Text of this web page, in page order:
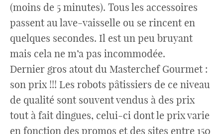
(moins de 5 minutes). Tous les accessoires
passent au lave-vaisselle ou se rincent en
quelques secondes. Il est un peu bruyant
mais cela ne m’a pas incommodée.
Dernier gros atout du Masterchef Gourmet :
son prix !!! Les robots pâtissiers de ce niveau
de qualité sont souvent vendus à des prix
tout à fait dingues, celui-ci dont le prix varie
en fonction des promos et des sites entre 150